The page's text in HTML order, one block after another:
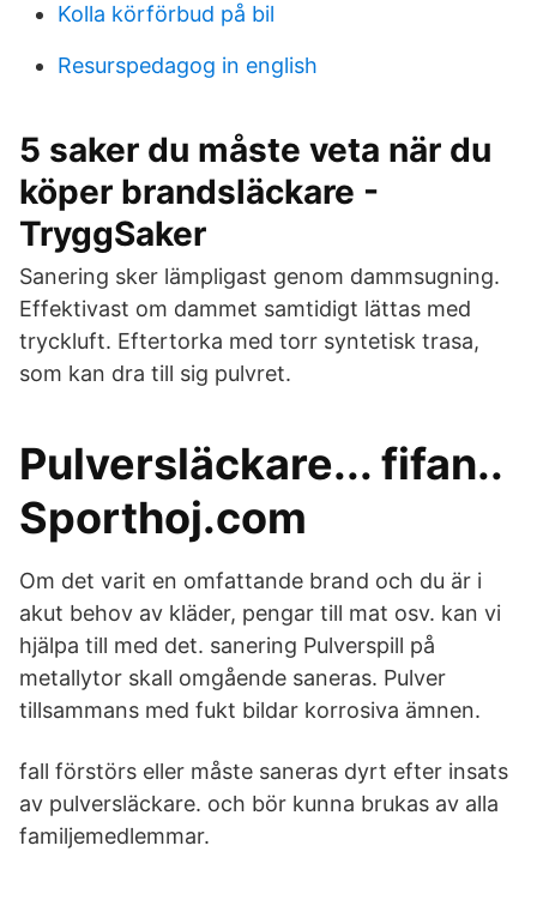
Kolla körförbud på bil
Resurspedagog in english
5 saker du måste veta när du
köper brandsläckare -
TryggSaker
Sanering sker lämpligast genom dammsugning.
Effektivast om dammet samtidigt lättas med
tryckluft. Eftertorka med torr syntetisk trasa,
som kan dra till sig pulvret.
Pulversläckare... fifan..
Sporthoj.com
Om det varit en omfattande brand och du är i
akut behov av kläder, pengar till mat osv. kan vi
hjälpa till med det. sanering Pulverspill på
metallytor skall omgående saneras. Pulver
tillsammans med fukt bildar korrosiva ämnen.
fall förstörs eller måste saneras dyrt efter insats
av pulversläckare. och bör kunna brukas av alla
familjemedlemmar.